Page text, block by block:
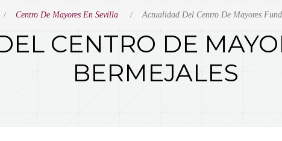
Centro De Mayores En Sevilla Actualidad Del Centro De Mayores
CENTRO DE
BERMEJALES